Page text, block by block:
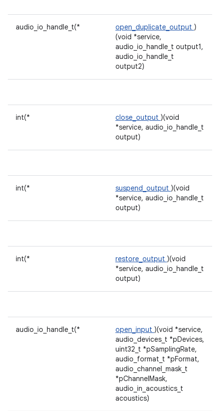
audio_io_handle_t(* open_duplicate_output )
(void *service,
audio_io_handle_t output1,
audio_io_handle_t
output2)
int(* close_output )(void
*service, audio_io_handle_t
output)
int(* suspend_output )(void
*service, audio_io_handle_t
output)
int(* restore_output )(void
*service, audio_io_handle_t
output)
audio_io_handle_t(* open_input )(void *service,
audio_devices_t *pDevices,
uint32_t *pSamplingRate,
audio_format_t *pFormat,
audio_channel_mask_t
*pChannelMask,
audio_in_acoustics_t
acoustics)